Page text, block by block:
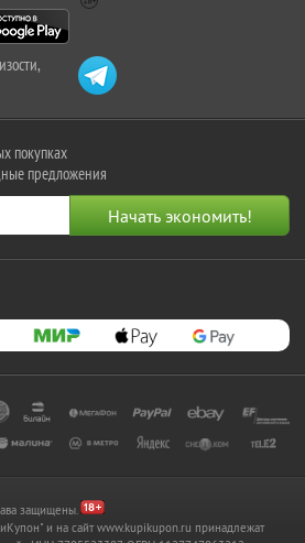
покупках
предложения
защищены.
и на сайт www.kupikupon.ru принадлежат